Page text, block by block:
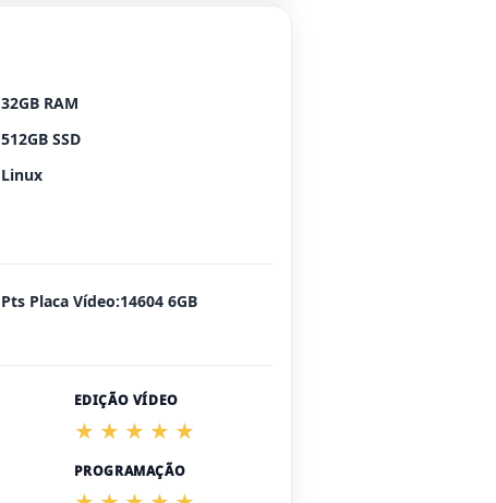
32GB RAM
512GB SSD
Linux
Pts Placa Vídeo:14604 6GB
EDIÇÃO VÍDEO
PROGRAMAÇÃO